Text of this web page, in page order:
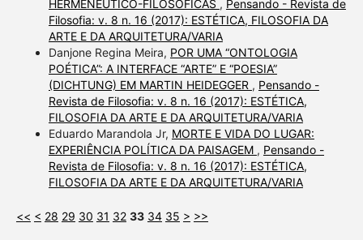
HERMENÊUTICO-FILOSÓFICAS , Pensando - Revista de
Filosofia: v. 8 n. 16 (2017): ESTÉTICA, FILOSOFIA DA
ARTE E DA ARQUITETURA/VARIA
Danjone Regina Meira, POR UMA “ONTOLOGIA
POÉTICA”: A INTERFACE “ARTE” E “POESIA”
(DICHTUNG) EM MARTIN HEIDEGGER , Pensando -
Revista de Filosofia: v. 8 n. 16 (2017): ESTÉTICA,
FILOSOFIA DA ARTE E DA ARQUITETURA/VARIA
Eduardo Marandola Jr, MORTE E VIDA DO LUGAR:
EXPERIÊNCIA POLÍTICA DA PAISAGEM , Pensando -
Revista de Filosofia: v. 8 n. 16 (2017): ESTÉTICA,
FILOSOFIA DA ARTE E DA ARQUITETURA/VARIA
<< < 28 29 30 31 32 33 34 35 > >>